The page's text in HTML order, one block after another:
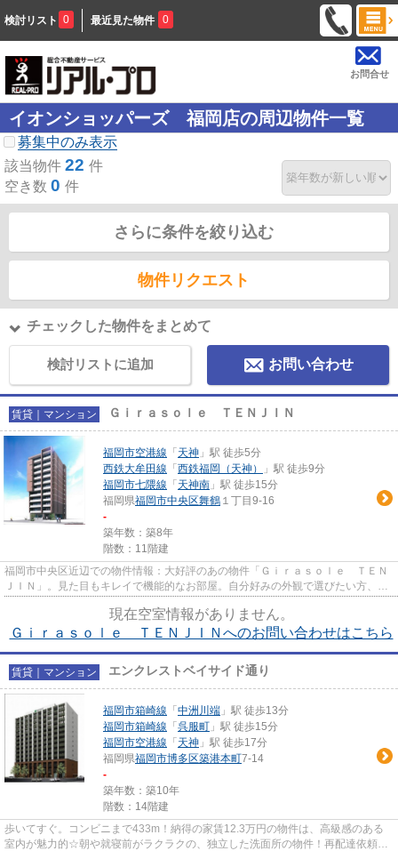
検討リスト 0 最近見た物件 0
お問合せ
イオンショッパーズ 福岡店の周辺物件一覧
募集中のみ表示
該当物件 22 件
空き数 0 件
さらに条件を絞り込む
物件リクエスト
チェックした物件をまとめて
検討リストに追加 お問い合わせ
賃貸｜マンション Ｇｉｒａｓｏｌｅ ＴＥＮＪＩＮ
福岡市空港線 「天神 」駅 徒歩5分
西鉄大牟田線 「西鉄福岡（天神）
」駅 徒歩9分
福岡市七隈線 「天神南 」駅 徒歩15分
福岡県福岡市中央区舞鶴 １丁目9-16
-
築年数：築8年
階数：11階建
福岡市中央区近辺での物件情報：大好評のあの物件「Ｇｉｒａｓｏｌｅ ＴＥＮ
ＪＩＮ」。見た目もキレイで機能的なお部屋。自分好みの外観で選びたい方、鉄
筋コンクリート構造がベスト...
現在空室情報がありません。
Ｇｉｒａｓｏｌｅ ＴＥＮＪＩＮへのお問い合わせはこちら
賃貸｜マンション エンクレストベイサイド通り
福岡市箱崎線 「中洲川端 」駅 徒歩13分
福岡市箱崎線 「呉服町 」駅 徒歩15分
福岡市空港線 「天神 」駅 徒歩17分
福岡県福岡市博多区築港本町7-14
-
築年数：築10年
階数：14階建
歩いてすぐ。コンビニまで433m！納得の家賃12.3万円の物件は、高級感のある
室内が魅力的☆朝や就寝前がラクラクの、独立した洗面所の物件！再配達依頼の